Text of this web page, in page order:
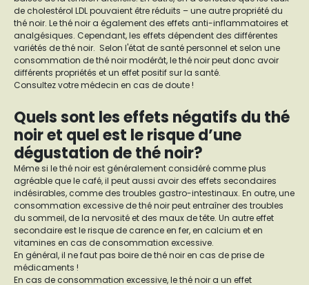
de cholestérol LDL pouvaient être réduits – une autre propriété du
thé noir. Le thé noir a également des effets anti-inflammatoires et
analgésiques. Cependant, les effets dépendent des différentes
variétés de thé noir. Selon l'état de santé personnel et selon une
consommation de thé noir modérât, le thé noir peut donc avoir
différents propriétés et un effet positif sur la santé.
Consultez votre médecin en cas de doute !
Quels sont les effets négatifs du thé
noir et quel est le risque d’une
dégustation de thé noir?
Même si le thé noir est généralement considéré comme plus
agréable que le café, il peut aussi avoir des effets secondaires
indésirables, comme des troubles gastro-intestinaux. En outre, une
consommation excessive de thé noir peut entraîner des troubles
du sommeil, de la nervosité et des maux de tête. Un autre effet
secondaire est le risque de carence en fer, en calcium et en
vitamines en cas de consommation excessive.
En général, il ne faut pas boire de thé noir en cas de prise de
médicaments !
En cas de consommation excessive, le thé noir a un effet